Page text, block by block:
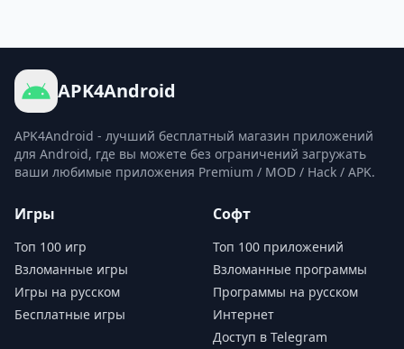
APK4Android
APK4Android - лучший бесплатный магазин приложений
для Android, где вы можете без ограничений загружать
ваши любимые приложения Premium / MOD / Hack / APK.
Игры
Топ 100 игр
Взломанные игры
Игры на русском
Бесплатные игры
Софт
Топ 100 приложений
Взломанные программы
Программы на русском
Интернет
Доступ в Telegram